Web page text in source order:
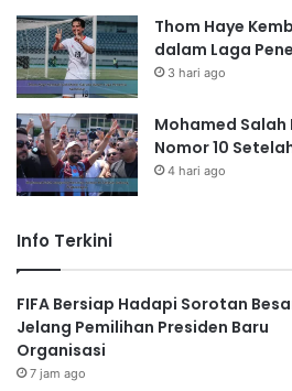
Thom Haye
dalam Laga
3 hari ago
Mohamed Salah
Nomor 10
4 hari ago
Info Terkini
FIFA Bersiap Hadapi Sorotan
Jelang Pemilihan Presiden Baru
Organisasi
7 jam ago